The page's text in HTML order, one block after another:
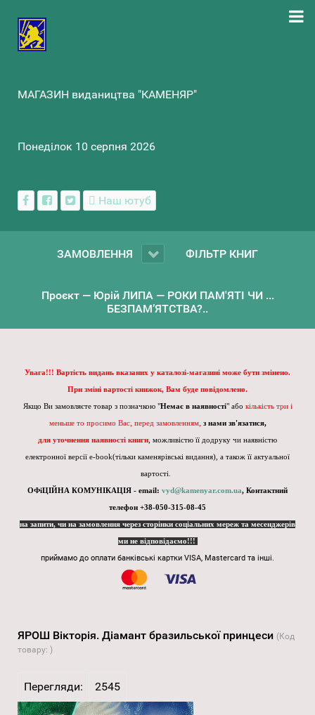
МАГАЗИН видаництва "КАМЕНЯР"
Понеділок 10 серпня 2026
Наш ютуб
ЗАМОВЛЕННЯ ФІЛЬТР КНИГ
Проєкт — Юрій ЛИПА — РОКИ ПАМ'ЯТІ ЧИ ...
БЕЗПАМ’ЯТСТВА?..
Увага!!! Вартість видань вказаних у каталозі-магазині може бути змінено.
При зміні вартості книжок, Вам буде повідомлено.
Якщо Ви замовляєте товар з позначкою "Немає в наявності" або кількість три і
меньше то просимо Вас, перед замовленням, з нами зв'язатися,
для уточнення наявності книги , можливістю її додруку чи наявністю
електронної версії e-book(тільки каменярівські видання), а також її актуальної
вартості.
ОФіЦІЙНА КОМУНІКАЦІЯ - email: vyd@kamenyar.com.ua, Контактний
телефон +38-050-315-08-45
на запити, чи на замовлення через сторінки соціальних мереж та месенджерів
ми не відповідаємо!!!
приймамо до оплати банківські картки VISA, Mastercard та інші.
ЯРОШ Вікторія. Діамант бразильської принцеси (Код
товару: )
Перегляди: 2545